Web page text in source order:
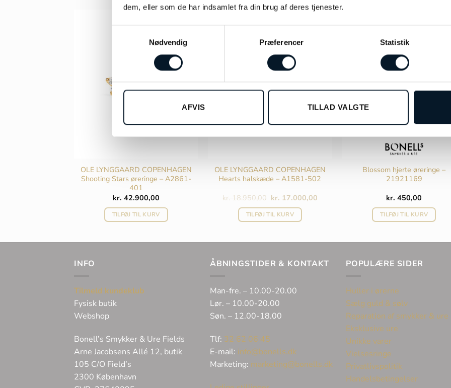
dem, eller som de har indsamlet fra din brug af deres tjenester.
Nødvendig
Præferencer Statistik
AFVIS TILLAD VALGTE
OLE LYNGGAARD COPENHAGEN
Shooting Stars øreringe – A2861-
401
kr. 42.900,00
TILFØJ TIL KURV
OLE LYNGGAARD COPENHAGEN
Hearts halskæde – A1581-502
kr.18.950,00 Den
pris
var:
kr. 17.000,00
TILFØJ TIL KURV
Blossom hjerte øreringe –
21921169
kr. 450,00
TILFØJ TIL KURV
INFO
Tilmeld kundeklub
Fysisk butik
Webshop
Bonell’s Smykker & Ure Fields
Arne Jacobsens Allé 12, butik
105 C/O Field’s
2300 København
ÅBNINGSTIDER & KONTAKT
Man-fre. – 10.00-20.00
Lør. – 10.00-20.00
Søn. – 12.00-18.00
Tlf: 32 62 06 45
E-mail: info@bonells.dk
Marketing: marketing@bonells.dk
POPULÆRE SIDER
Huller i ørerne
Sælg guld & sølv
Reparation af smykker & ure
Eksklusive ure
Unikke varer
Vielsesringe
Privatlivspolitik
Handelsbetingelser